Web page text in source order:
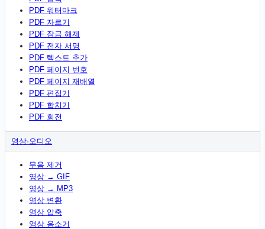
PDF 워터마크
PDF 자르기
PDF 잠금 해제
PDF 전자 서명
PDF 텍스트 추가
PDF 페이지 번호
PDF 페이지 재배열
PDF 편집기
PDF 합치기
PDF 회전
영상·오디오
무음 제거
영상 → GIF
영상 → MP3
영상 변환
영상 압축
영상 음소거